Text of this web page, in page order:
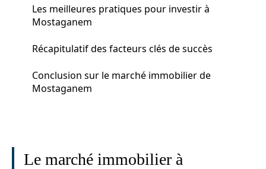
Les meilleures pratiques pour investir à
Mostaganem
Récapitulatif des facteurs clés de succès
Conclusion sur le marché immobilier de
Mostaganem
Le marché immobilier à